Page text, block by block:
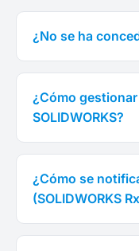
¿No se ha
¿Cómo
SOLIDWORKS?
¿Cómo se
(SOLIDWORKS